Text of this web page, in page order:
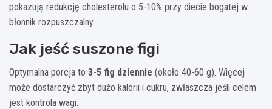
pokazują redukcję cholesterolu o 5-10% przy diecie bogatej w
błonnik rozpuszczalny.
Jak jeść suszone figi
Optymalna porcja to 3-5 fig dziennie (około 40-60 g). Więcej
może dostarczyć zbyt dużo kalorii i cukru, zwłaszcza jeśli celem
jest kontrola wagi.